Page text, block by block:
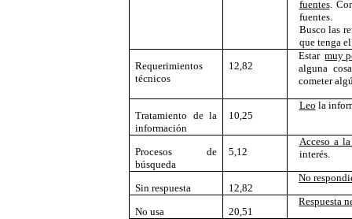
fuentes.
fuentes.
Busco las
que tenga
Requerimientos
técnicos
12,82
Estar muy
alguna
cometer
Tratamiento de la
información
10,25
Leo la
Procesos de
búsqueda
5,12
Acceso a
interés.
Sin respuesta 12,82
No
No usa 20,51
Respuesta